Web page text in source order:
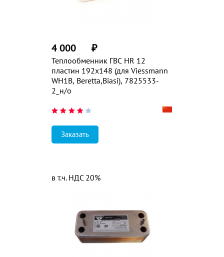
Теплообменник ГВС HR 12
пластин 192x148 (для Viessmann
WH1B, Beretta,Biasi), 7825533-
2_н/о
4 000 ₽
Заказать
в т.ч. НДС 20%